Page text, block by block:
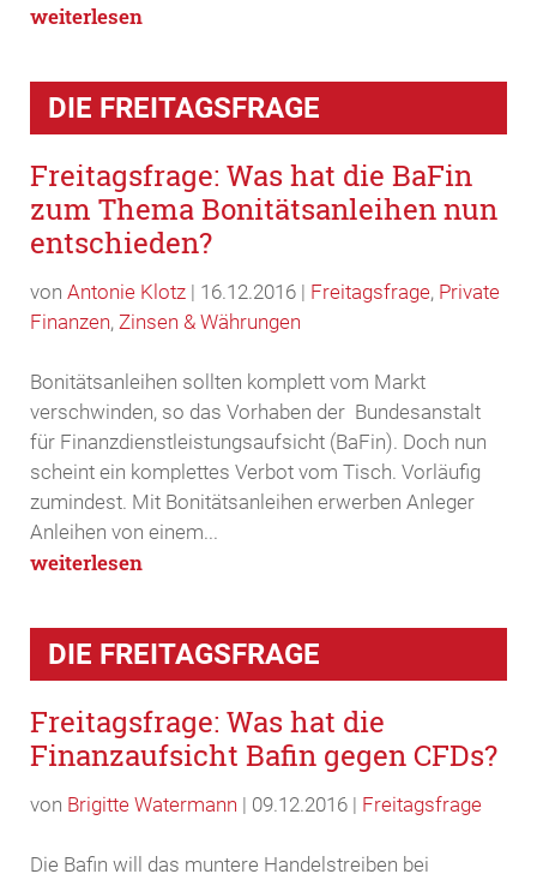
weiterlesen
Freitagsfrage: Was hat die BaFin
zum Thema Bonitätsanleihen nun
entschieden?
von Antonie Klotz| 16.12.2016| Freitagsfrage, Private
Finanzen, Zinsen & Währungen
Bonitätsanleihen sollten komplett vom Markt
verschwinden, so das Vorhaben der Bundesanstalt
für Finanzdienstleistungsaufsicht (BaFin). Doch nun
scheint ein komplettes Verbot vom Tisch. Vorläufig
zumindest. Mit Bonitätsanleihen erwerben Anleger
Anleihen von einem...
weiterlesen
Freitagsfrage: Was hat die
Finanzaufsicht Bafin gegen CFDs?
von Brigitte Watermann | 09.12.2016| Freitagsfrage
Die Bafin will das muntere Handelstreiben bei